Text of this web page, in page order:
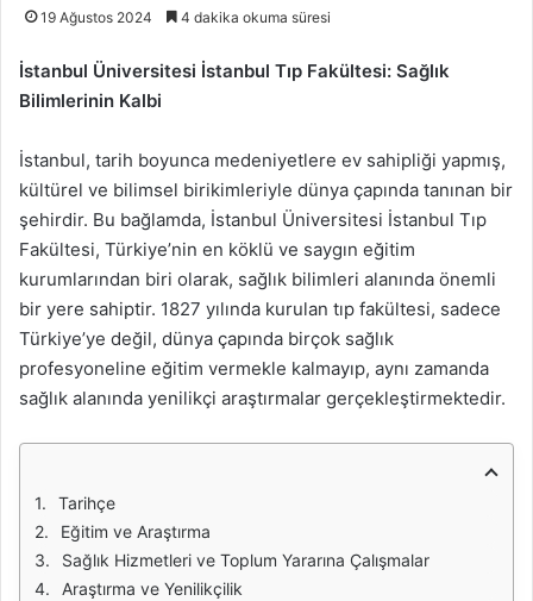
19 Ağustos 2024 4 dakika okuma süresi
İstanbul Üniversitesi İstanbul Tıp Fakültesi: Sağlık
Bilimlerinin Kalbi
İstanbul, tarih boyunca medeniyetlere ev sahipliği yapmış,
kültürel ve bilimsel birikimleriyle dünya çapında tanınan bir
şehirdir. Bu bağlamda, İstanbul Üniversitesi İstanbul Tıp
Fakültesi, Türkiye’nin en köklü ve saygın eğitim
kurumlarından biri olarak, sağlık bilimleri alanında önemli
bir yere sahiptir. 1827 yılında kurulan tıp fakültesi, sadece
Türkiye’ye değil, dünya çapında birçok sağlık
profesyoneline eğitim vermekle kalmayıp, aynı zamanda
sağlık alanında yenilikçi araştırmalar gerçekleştirmektedir.
Tarihçe
Eğitim ve Araştırma
Sağlık Hizmetleri ve Toplum Yararına Çalışmalar
Araştırma ve Yenilikçilik